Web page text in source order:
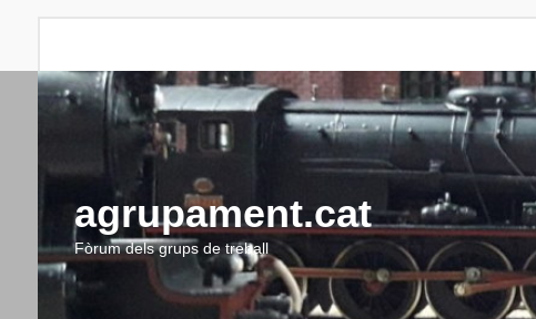
agrupament.cat
Fòrum dels grups de treball